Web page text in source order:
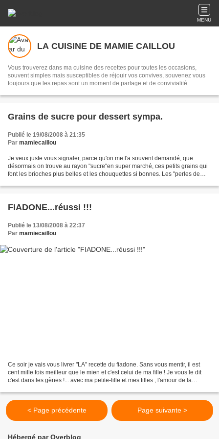
MENU
LA CUISINE DE MAMIE CAILLOU
Vous trouverez dans ma cuisine des recettes pour toutes les occasions,
souvent simples mais susceptibles de réjouir vos convives, souvenez vous
toujours que les repas sont un moment de partage et de convivialité.
Grains de sucre pour dessert sympa.
Publié le 19/08/2008 à 21:35
Par mamiecaillou
Je veux juste vous signaler, parce qu'on me l'a souvent demandé, que
désormais on trouve au rayon "sucre"en super marché, ces petits grains qui
font les brioches plus belles et les chouquettes si bonnes. Les "perles de
FIADONE...réussi !!!
Publié le 13/08/2008 à 22:37
Par mamiecaillou
Ce soir je vais vous livrer "LA" recette du fiadone. Sans vous mentir, il est
cent mille fois meilleur que le mien et c'est celui de ma fille ! Je vous le dit
c'est dans les gènes !... avec ma petite-fille et mes filles , l'amour de la
< Page précédente Page suivante >
Hébergé par Overblog